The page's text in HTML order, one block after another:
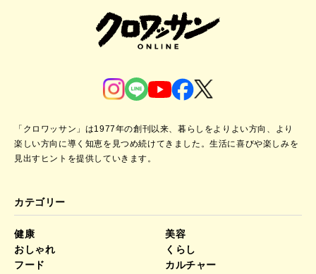
「クロワッサン」は1977年の創刊以来、暮らしをよりよい方向、より
楽しい方向に導く知恵を見つめ続けてきました。生活に喜びや楽しみを
見出すヒントを提供していきます。
カテゴリー
健康
美容
おしゃれ
くらし
フード
カルチャー